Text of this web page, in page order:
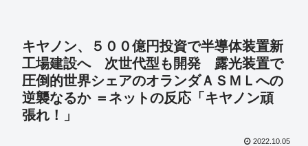
キヤノン、５００億円投資で半導体装置新
工場建設へ 次世代型も開発 露光装置で
圧倒的世界シェアのオランダＡＳＭＬへの
逆襲なるか ＝ネットの反応「キヤノン頑
張れ！」
2022.10.05